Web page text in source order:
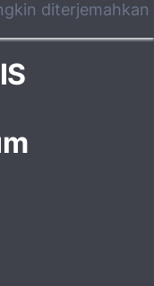
diterjemahkan